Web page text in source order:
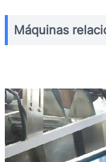
Máquinas